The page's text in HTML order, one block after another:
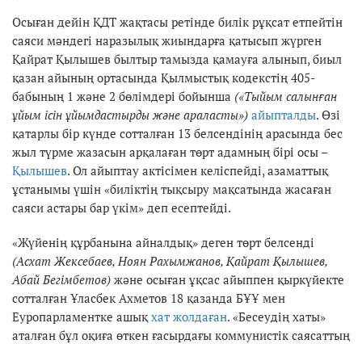
Осыған дейін ҚДТ жақтасы ретінде билік рұқсат етпейтін
саяси мәндегі наразылық жиындарға қатысып жүрген
Қайрат Қылышев былтыр тамызда қамауға алынып, биыл
қазан айының ортасында Қылмыстық кодекстің 405-
бабының 1 және 2 бөлімдері бойынша («Тыйым салынған
ұйым ісін ұйымдастырды және араласты») айыпталды. Өзі
қатарлы бір күнде сотталған 13 белсендінің арасында бес
жыл түрме жазасын арқалаған төрт адамның бірі осы –
Қылышев. Ол айыптау актісімен келіспейді, азаматтық
ұстанымы үшін «биліктің тықсыру мақсатында жасаған
саяси астары бар үкім» деп есептейді.
«Жүйенің құрбанына айналдық» деген төрт белсенді
(Асхат Жексебаев, Ноян Рахымжанов, Қайрат Қылышев,
Абай Бегімбетов) және осыған ұқсас айыппен қыркүйекте
сотталған Ұласбек Ахметов 18 қазанда БҰҰ мен
Еуропарламентке ашық хат жолдаған. «Бесеудің хаты»
аталған бұл оқиға өткен ғасырдағы коммунистік саясаттың